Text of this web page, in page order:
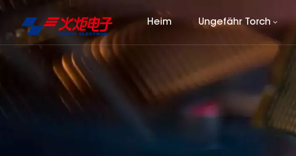
Heim Ungefähr Torch